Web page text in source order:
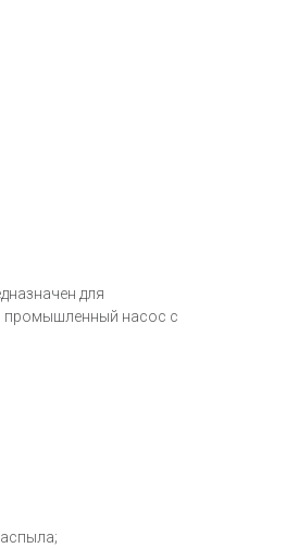
для
промышленный насос с